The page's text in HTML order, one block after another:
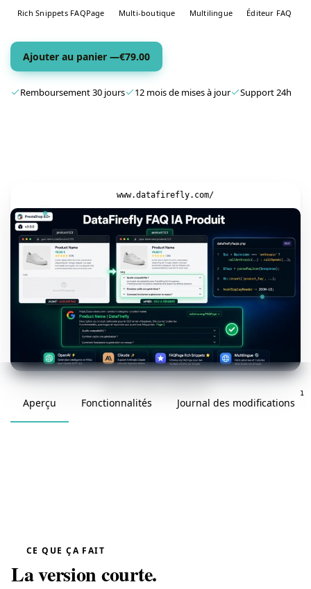
Rich Snippets FAQPage
Multi-boutique Multilingue Éditeur FAQ
Ajouter au panier —€79.00
Remboursement 30 jours 12 mois de mises à jour Support 24h
www.datafirefly.com/
Aperçu Fonctionnalités Journal des modifications
1
CE QUE ÇA FAIT
La version courte.